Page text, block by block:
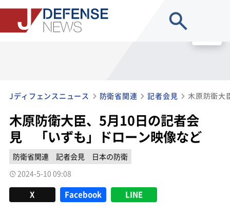
Jディフェンスニュース 防衛省関連 記者会見
木原防衛大臣、5月10日の記者会
見 「いずも」ドローン映像など
防衛省関連 記者会見
日本の防衛
2024-5-10 09:08
X Facebook LINE